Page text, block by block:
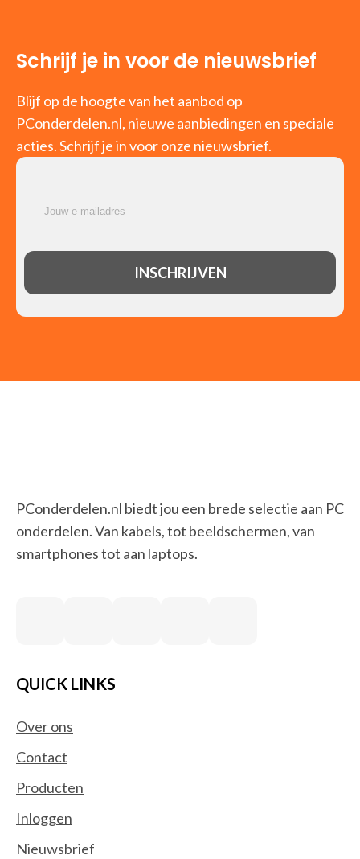
Schrijf je in voor de nieuwsbrief
Blijf op de hoogte van het aanbod op
PConderdelen.nl, nieuwe aanbiedingen en speciale
acties. Schrijf je in voor onze nieuwsbrief.
PConderdelen.nl biedt jou een brede selectie aan PC
onderdelen. Van kabels, tot beeldschermen, van
smartphones tot aan laptops.
QUICK LINKS
Over ons
Contact
Producten
Inloggen
Nieuwsbrief